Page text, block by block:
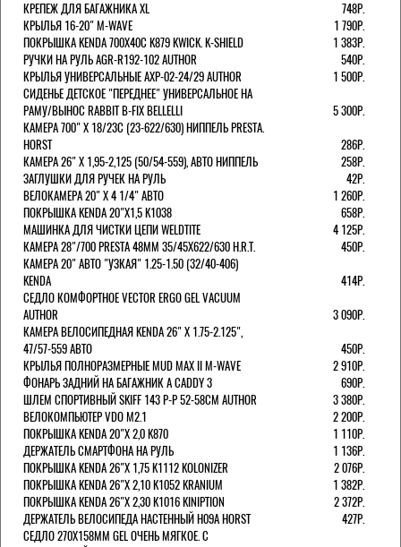
КРЕПЕЖ ДЛЯ БАГАЖНИКА XL
748Р.
КРЫЛЬЯ 16-20" M-WAVE
1 790Р.
ПОКРЫШКА KENDA 700Х40С K879 KWICK. K-SHIELD
1 383Р.
РУЧКИ НА РУЛЬ AGR-R192-102 AUTHOR
540Р.
КРЫЛЬЯ УНИВЕРСАЛЬНЫЕ AXP-02-24/29 AUTHOR
1 500Р.
СИДЕНЬЕ ДЕТСКОЕ "ПЕРЕДНЕЕ" УНИВЕРСАЛЬНОЕ НА
РАМУ/ВЫНОС RABBIT B-FIX BELLELLI
5 300Р.
КАМЕРА 700" Х 18/23C (23-622/630) НИППЕЛЬ PRESTA.
HORST
286Р.
КАМЕРА 26" X 1,95-2,125 (50/54-559), АВТО НИППЕЛЬ
258Р.
ЗАГЛУШКИ ДЛЯ РУЧЕК НА РУЛЬ
42Р.
ВЕЛОКАМЕРА 20" Х 4 1/4" АВТО
1 260Р.
ПОКРЫШКА KENDA 20"Х1,5 K1038
658Р.
МАШИНКА ДЛЯ ЧИСТКИ ЦЕПИ WELDTITE
4 125Р.
КАМЕРА 28"/700 PRESTA 48ММ 35/45Х622/630 H.R.T.
450Р.
КАМЕРА 20" АВТО "УЗКАЯ" 1.25-1.50 (32/40-406)
KENDA
414Р.
СЕДЛО КОМФОРТНОЕ VECTOR ERGO GEL VACUUM
AUTHOR
3 090Р.
КАМЕРА ВЕЛОСИПЕДНАЯ KENDA 26" Х 1.75-2.125",
47/57-559 АВТО
450Р.
КРЫЛЬЯ ПОЛНОРАЗМЕРНЫЕ MUD MAX II M-WAVE
2 910Р.
ФОНАРЬ ЗАДНИЙ НА БАГАЖНИК A CADDY 3
690Р.
ШЛЕМ СПОРТИВНЫЙ SKIFF 143 Р-Р 52-58СМ AUTHOR
3 380Р.
ВЕЛОКОМПЬЮТЕР VDO M2.1
2 200Р.
ПОКРЫШКА KENDA 20"Х 2,0 K870
1 110Р.
ДЕРЖАТЕЛЬ СМАРТФОНА НА РУЛЬ
1 136Р.
ПОКРЫШКА KENDA 26"Х 1,75 K1112 KOLONIZER
2 076Р.
ПОКРЫШКА KENDA 26"Х 2,10 K1052 KRANIUM
1 382Р.
ПОКРЫШКА KENDA 26"Х 2,30 K1016 KINIPTION
2 372Р.
ДЕРЖАТЕЛЬ ВЕЛОСИПЕДА НАСТЕННЫЙ H09A HORST
427Р.
СЕДЛО 270Х158ММ GEL ОЧЕНЬ МЯГКОЕ. С